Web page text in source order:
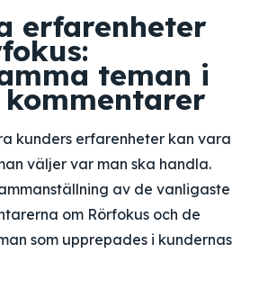
erfarenheter
teman i
kunders erfarenheter kan vara
väljer var man ska handla.
av de vanligaste
om Rörfokus och de
som upprepades i kundernas